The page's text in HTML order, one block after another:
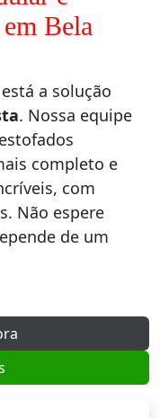
Bela
a solução
. Nossa equipe
completo e
com
Não espere
de um